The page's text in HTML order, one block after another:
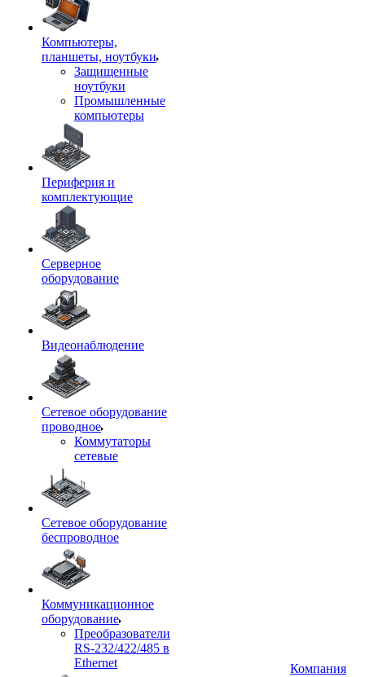
Компьютеры,
планшеты, ноутбуки
Защищенные
ноутбуки
Промышленные
компьютеры
Периферия и
комплектующие
Серверное
оборудование
Видеонаблюдение
Сетевое оборудование
проводное
Коммутаторы
сетевые
Сетевое оборудование
беспроводное
Коммуникационное
оборудование
Преобразователи
RS-232/422/485 в
Ethernet
Компания